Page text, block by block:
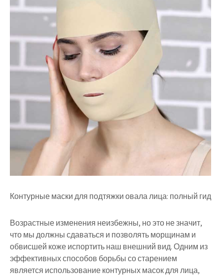
Контурные маски для подтяжки овала лица: полный гид
Возрастные изменения неизбежны, но это не значит,
что мы должны сдаваться и позволять морщинам и
обвисшей коже испортить наш внешний вид. Одним из
эффективных способов борьбы со старением
является использование контурных масок для лица,